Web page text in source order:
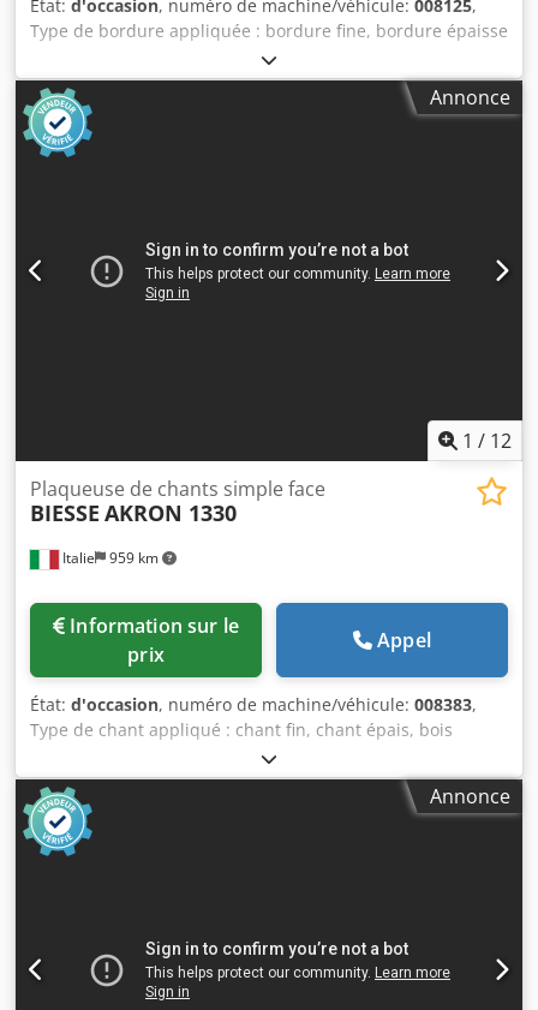
État: d'occasion, numéro de machine/véhicule: 008125,
Type de bordure appliquée : bordure fine, bordure épaisse
Système d’adhésion : EVA, air chaud Fraisage d’assemblage
: oui Module multifonction : oui Vitesse d’avance maximale
: 18 m/min Unités de travail : 7 Chedpfxjw Tivmj An Eea
Annonce
1 / 12
Italie 959 km
Plaqueuse de chants simple face
BIESSE AKRON 1330
prix
Appel
État: d'occasion, numéro de machine/véhicule: 008383,
Type de chant appliqué : chant fin, chant épais, bois
massif Système de collage : EVA Fraisage de joint : oui
Unité multifonction : oui Vitesse d'avance max. : 12 m/min
Épaisseur maximale du panneau : 60 mm Chsdpfx Anjx
Swcge Eja Unités de travail : 7 unités
Annonce